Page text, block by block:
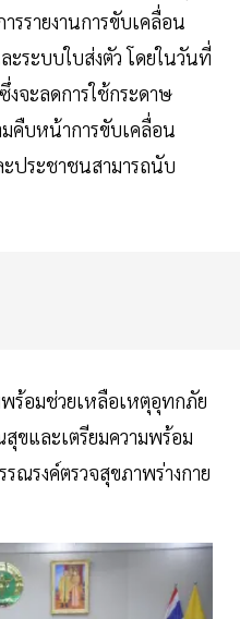
รรายงานการขับเคลื่อน
ระบบใบส่งตัว โดยในวันที่
จะลดการใช้กระดาษ
คืบหน้าการขับเคลื่อน
ะประชาชนสามารถนับ
ร้อมช่วยเหลือเหตุอุทกภัย
ขและเตรียมความพร้อม
ณรงค์ตรวจสุขภาพร่างกาย